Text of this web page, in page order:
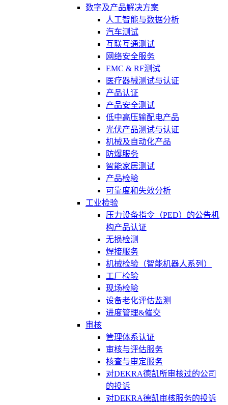
数字及产品解决方案
人工智能与数据分析
汽车测试
互联互通测试
网络安全服务
EMC & RF测试
医疗器械测试与认证
产品认证
产品安全测试
低中高压输配电产品
光伏产品测试与认证
机械及自动化产品
防爆服务
智能家居测试
产品检验
可靠度和失效分析
工业检验
压力设备指令（PED）的公告机
构产品认证
无损检测
焊接服务
机械检验（智能机器人系列）
工厂检验
现场检验
设备老化评估监测
进度管理&催交
审核
管理体系认证
审核与评估服务
核查与审定服务
对DEKRA德凯所审核过的公司
的投诉
对DEKRA德凯审核服务的投诉